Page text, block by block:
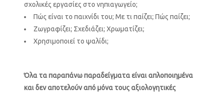
σχολικές εργασίες στο νηπιαγωγείο;
Πώς είναι το παιχνίδι του; Με τι παίζει; Πώς παίζει;
Ζωγραφίζει; Σχεδιάζει; Χρωματίζει;
Χρησιμοποιεί το ψαλίδι;
Όλα τα παραπάνω παραδείγματα είναι απλοποιημένα
και δεν αποτελούν από μόνα τους αξιολογητικές